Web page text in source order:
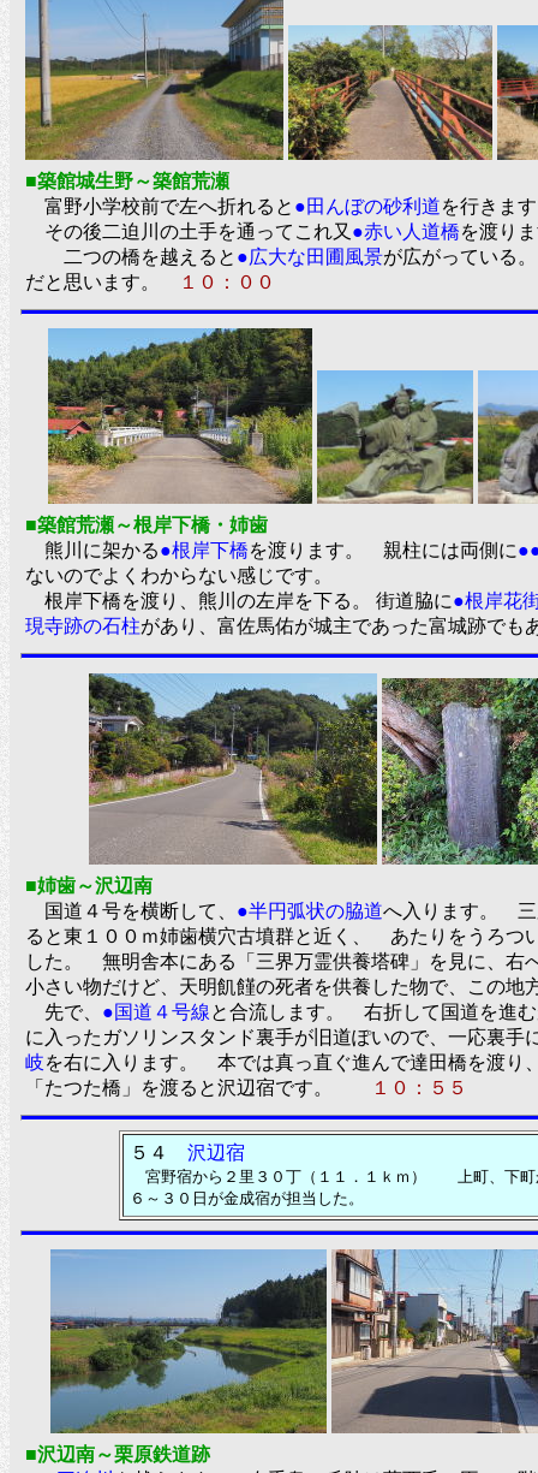
■築館城生野～築館荒瀬
富野小学校前で左へ折れると ●田んぼの砂利道を行きま
その後二迫川の土手を通ってこれ又 ●赤い人道橋を渡り
二つの橋を越えると ●広大な田圃風景が広がっている
だと思います。
１０：００
■築館荒瀬～根岸下橋・姉歯
熊川に架かる●根岸下橋を渡ります。 親柱には両側に
ないのでよくわからない感じです。
根岸下橋を渡り、熊川の左岸を下る。 街道脇に●根岸花
現寺跡の石柱があり、富佐馬佑が城主であった富城跡
■姉歯～沢辺南
国道４号を横断して、 ●半円弧状の脇道へ入ります。
ると東１００ｍ姉歯横穴古墳群と近く、 あたりをうろ
した。 無明舎本にある「三界万霊供養塔碑」を見に、右
小さい物だけど、天明飢饉の死者を供養した物で、この地
先で、 ●国道４号線と合流します。 右折して国道を進
に入ったガソリンスタンド裏手が旧道ぽいので、一応裏
岐を右に入ります。 本では真っ直ぐ進んで達田橋を渡
「たつた橋」を渡ると沢辺宿です。
１０：５５
５４ 沢辺宿
宮野宿から２里３０丁（１１．１ｋｍ） 上町、下町
６～３０日が金成宿が担当した。
■沢辺南～栗原鉄道跡